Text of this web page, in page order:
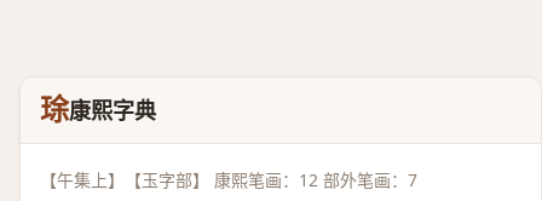
㻌康熙字典
【午集上】【玉字部】 康熙笔画：12 部外笔画：7